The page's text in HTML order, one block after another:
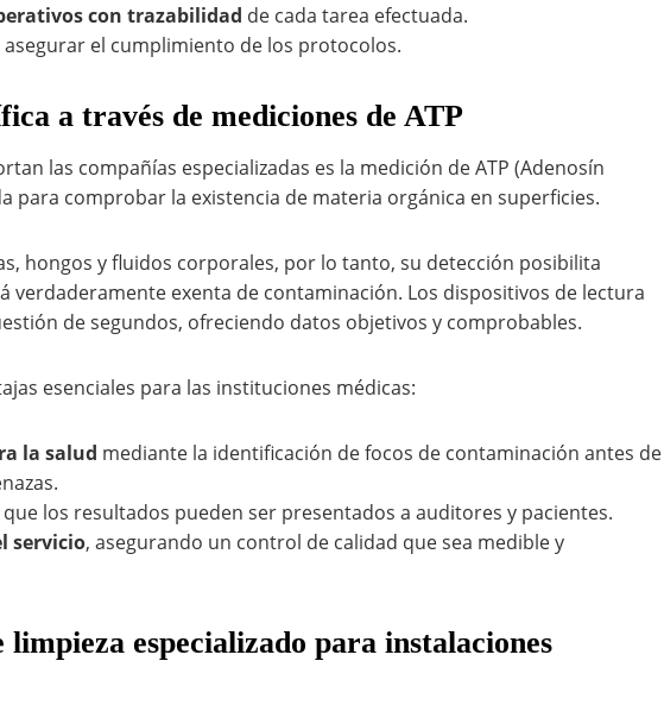
con trazabilidad de cada tarea efectuada.
asegurar el cumplimiento de los protocolos.
a través de mediciones de ATP
las compañías especializadas es la medición de ATP (Adenosín
para comprobar la existencia de materia orgánica en superficies.
hongos y fluidos corporales, por lo tanto, su detección posibilita
verdaderamente exenta de contaminación. Los dispositivos de lectura
de segundos, ofreciendo datos objetivos y comprobables.
esenciales para las instituciones médicas:
la salud mediante la identificación de focos de contaminación antes de
que los resultados pueden ser presentados a auditores y pacientes.
servicio, asegurando un control de calidad que sea medible y
especializado para instalaciones